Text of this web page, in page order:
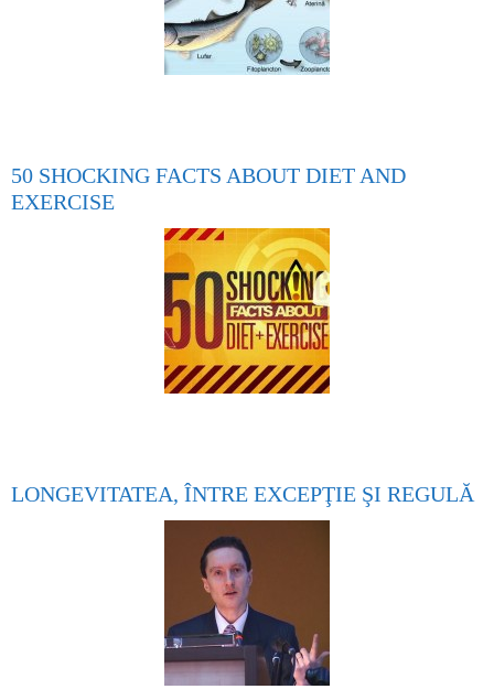
50 SHOCKING FACTS ABOUT DIET AND
EXERCISE
LONGEVITATEA, ÎNTRE EXCEPŢIE ŞI REGULĂ